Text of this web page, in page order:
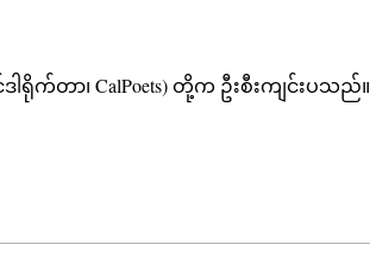
ဒါရိုက်တာ၊ CalPoets) တို့က ဦးစီးကျင်းပသည်။